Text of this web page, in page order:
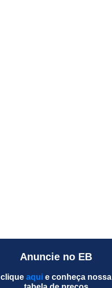
Anuncie no EB
clique aqui e conheça nossa